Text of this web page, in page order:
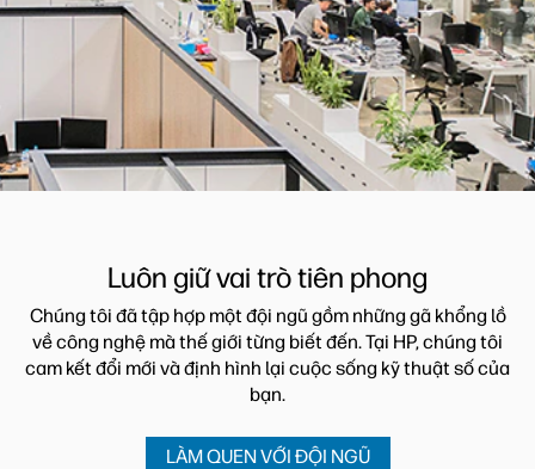
Luôn giữ vai trò tiên phong
Chúng tôi đã tập hợp một đội ngũ gồm những gã khổng lồ
về công nghệ mà thế giới từng biết đến. Tại HP, chúng tôi
cam kết đổi mới và định hình lại cuộc sống kỹ thuật số của
bạn.
LÀM QUEN VỚI ĐỘI NGŨ